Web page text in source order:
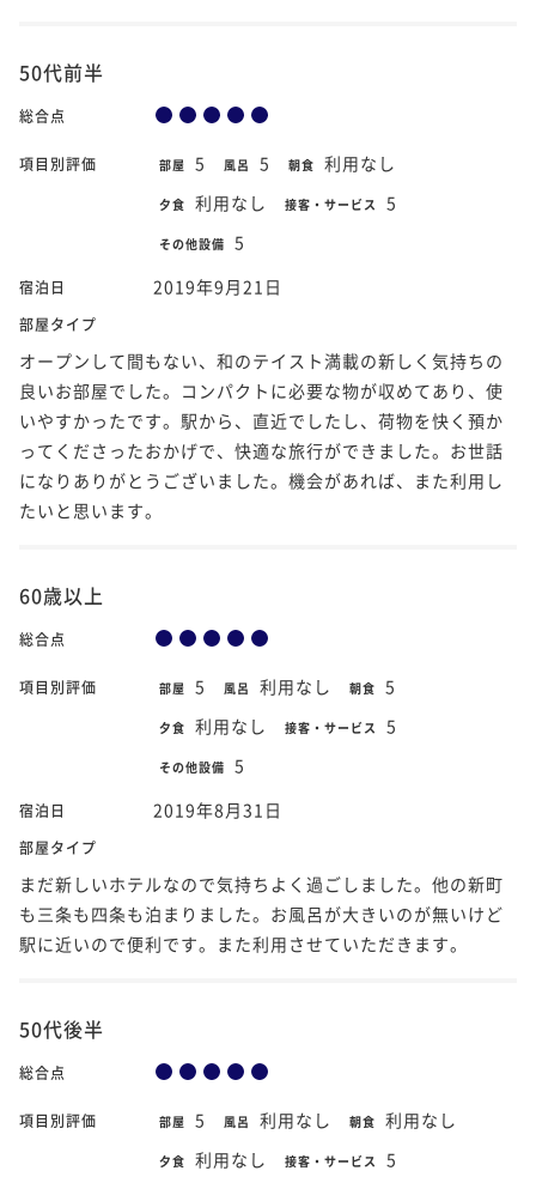
50代前半
総合点
項目別評価 部屋 5 風呂 5 朝食 利用なし
夕食 利用なし 接客・サービス 5
その他設備 5
宿泊日 2019年9月21日
部屋タイプ
オープンして間もない、和のテイスト満載の新しく気持ちの
良いお部屋でした。コンパクトに必要な物が収めてあり、使
いやすかったです。駅から、直近でしたし、荷物を快く預か
ってくださったおかげで、快適な旅行ができました。お世話
になりありがとうございました。機会があれば、また利用し
たいと思います。
60歳以上
総合点
項目別評価 部屋 5 風呂 利用なし 朝食 5
夕食 利用なし 接客・サービス 5
その他設備 5
宿泊日 2019年8月31日
部屋タイプ
まだ新しいホテルなので気持ちよく過ごしました。他の新町
も三条も四条も泊まりました。お風呂が大きいのが無いけど
駅に近いので便利です。また利用させていただきます。
50代後半
総合点
項目別評価 部屋 5 風呂 利用なし 朝食 利用なし
夕食 利用なし 接客・サービス 5